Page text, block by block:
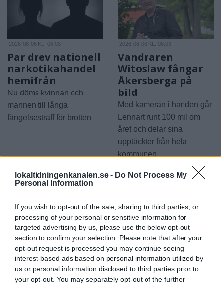
lokaltidningenkanalen.se - Do Not Process My
Personal Information
If you wish to opt-out of the sale, sharing to third parties, or
processing of your personal or sensitive information for
targeted advertising by us, please use the below opt-out
section to confirm your selection. Please note that after your
opt-out request is processed you may continue seeing
interest-based ads based on personal information utilized by
us or personal information disclosed to third parties prior to
your opt-out. You may separately opt-out of the further
2026-08-06 KL. 08:03
Par drev nationell
narkotikahandel
hemifrån
Nu döms kvinnan och
mannen till långa
fängelsestraff för brotten
2026-08-06 KL. 08:03
Vandraren
Witoslaw fångar
Åkersberga på
bild
Med kameran i handen går
Lennart runt 100 mil om
året och delar sina
upptäckter från hela
kommunen
2026-08-06 KL. 08:03
Spelfestival
flyttar in i Folkets
Hus
2026-08-06 KL. 08:03
SVT lanserar lokal
valkompass
Nu blir det enklare att ta